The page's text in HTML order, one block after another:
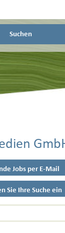
Suchen
Jobs per E-Mail
Sie Ihre Suche ein